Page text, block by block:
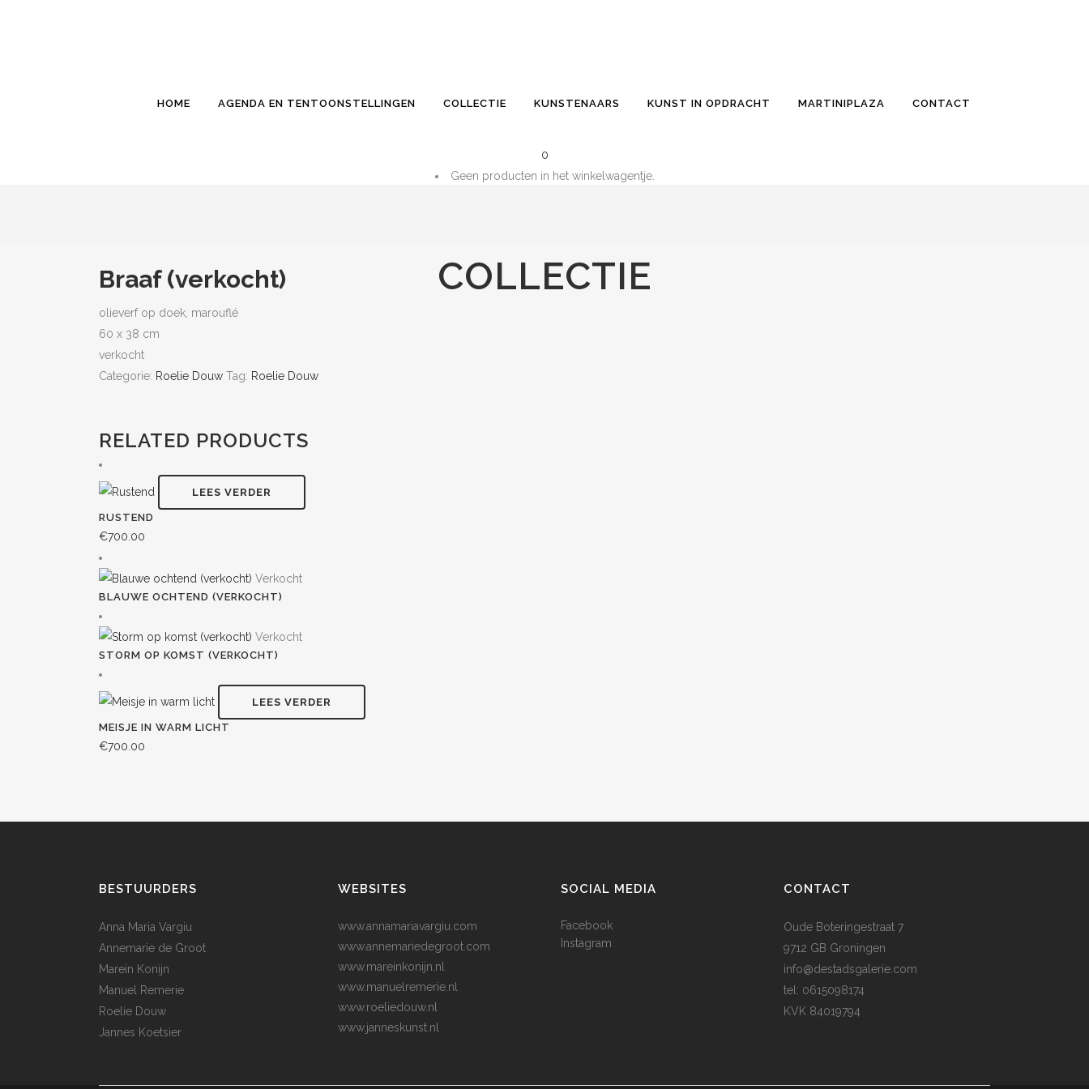
HOME AGENDA EN TENTOONSTELLINGEN COLLECTIE KUNSTENAARS KUNST IN OPDRACHT MARTINIPLAZA CONTACT
0
Geen producten in het winkelwagentje.
COLLECTIE
Braaf (verkocht)
olieverf op doek, marouflé
60 x 38 cm
verkocht
Categorie: Roelie Douw Tag: Roelie Douw
RELATED PRODUCTS
LEES VERDER
RUSTEND
€700.00
Verkocht
BLAUWE OCHTEND (VERKOCHT)
Verkocht
STORM OP KOMST (VERKOCHT)
LEES VERDER
MEISJE IN WARM LICHT
€700.00
BESTUURDERS
Anna Maria Vargiu
Annemarie de Groot
Marein Konijn
Manuel Remerie
Roelie Douw
Jannes Koetsier
WEBSITES
www.annamariavargiu.com
www.annemariedegroot.com
www.mareinkonijn.nl
www.manuelremerie.nl
www.roeliedouw.nl
www.janneskunst.nl
SOCIAL MEDIA
Facebook
Instagram
CONTACT
Oude Boteringestraat 7
9712 GB Groningen
info@destadsgalerie.com
tel: 0615098174
KVK 84019794